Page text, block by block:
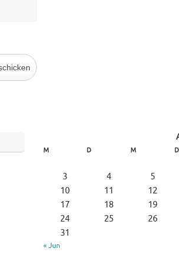
M D M D
3
4 5
10
11 12
17
18 19
24
25 26
31
« Jun